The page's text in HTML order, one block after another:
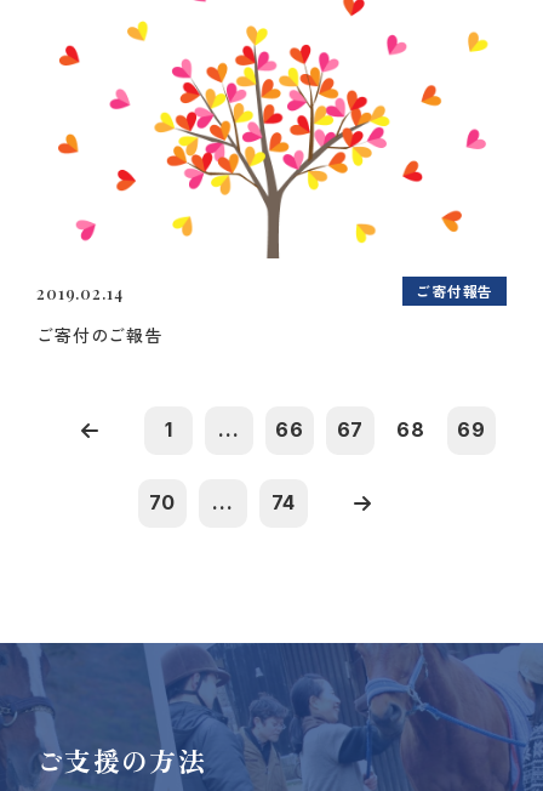
2019.02.14 ご寄付報告
ご寄付のご報告
1 ... 66 67 68 69
70 ... 74
ご支援の方法